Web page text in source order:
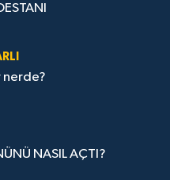
nerde?
NASIL AÇTI?